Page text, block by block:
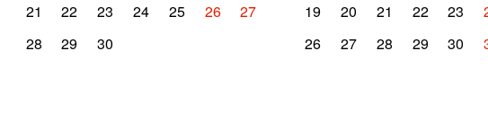
21
22 23 24 25 26
27
28
29 30
19
20 21 22 23
26
27 28 29 30